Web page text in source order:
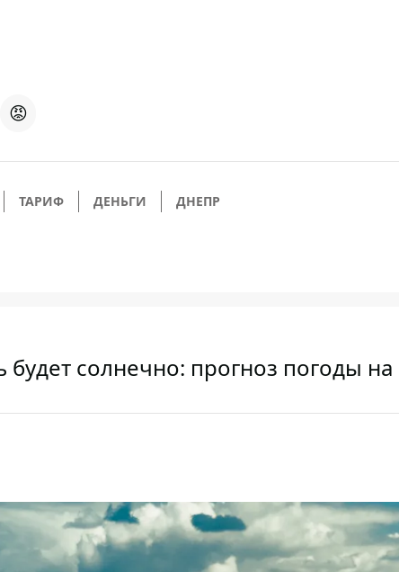
😡
ТАРИФ ДЕНЬГИ ДНЕПР
будет солнечно: прогноз погоды